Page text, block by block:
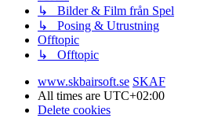
↳ Bilder & Film från Spel
↳ Posing & Utrustning
Offtopic
↳ Offtopic
www.skbairsoft.se SKAF
All times are UTC+02:00
Delete cookies